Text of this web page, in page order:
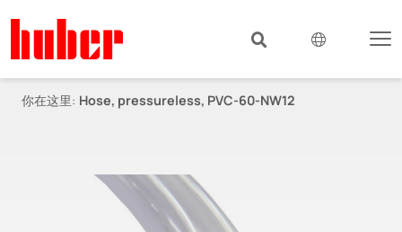
你在这里: Hose, pressureless, PVC-60-NW12